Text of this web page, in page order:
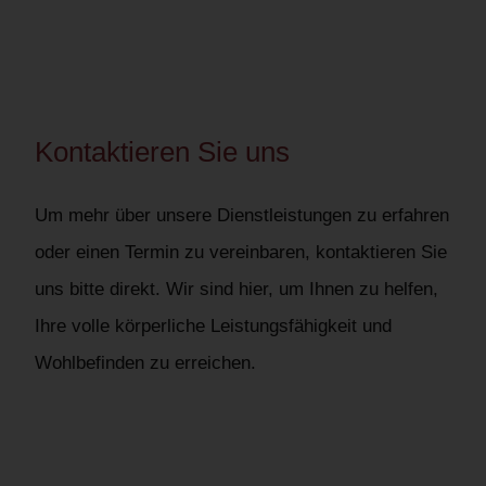
Kontaktieren Sie uns
Um mehr über unsere Dienstleistungen zu erfahren
oder einen Termin zu vereinbaren, kontaktieren Sie
uns bitte direkt. Wir sind hier, um Ihnen zu helfen,
Ihre volle körperliche Leistungsfähigkeit und
Wohlbefinden zu erreichen.